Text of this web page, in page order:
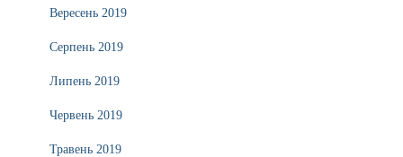
Вересень 2019
Серпень 2019
Липень 2019
Червень 2019
Травень 2019